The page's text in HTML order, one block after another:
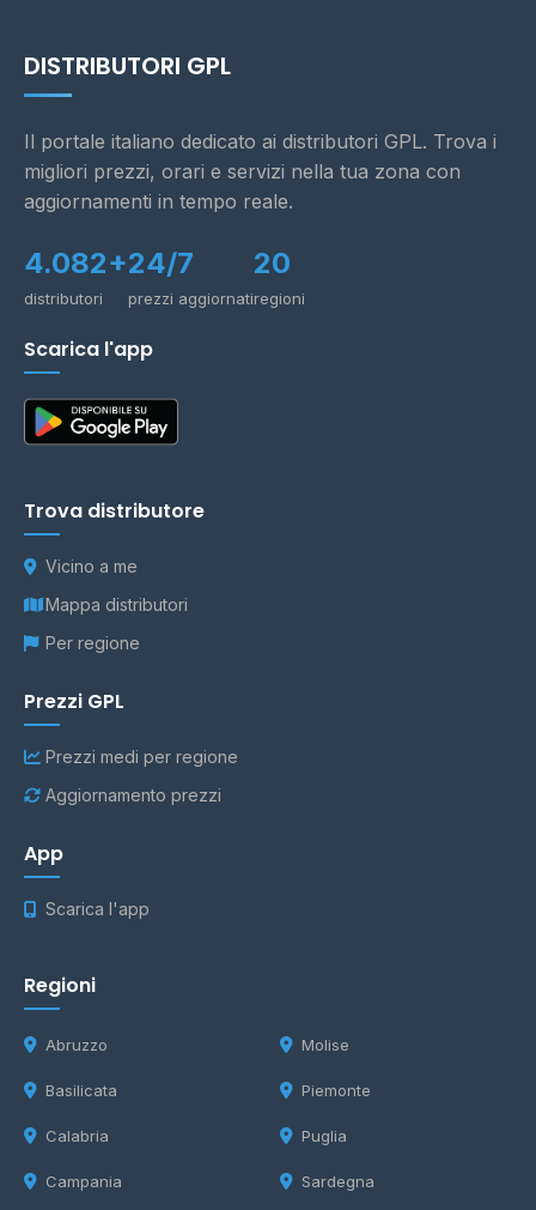
DISTRIBUTORI GPL
Il portale italiano dedicato ai distributori GPL. Trova i
migliori prezzi, orari e servizi nella tua zona con
aggiornamenti in tempo reale.
4.082+
distributori
24/7
prezzi aggiornati
20
regioni
Scarica l'app
Trova distributore
Vicino a me
Mappa distributori
Per regione
Prezzi GPL
Prezzi medi per regione
Aggiornamento prezzi
App
Scarica l'app
Regioni
Abruzzo
Basilicata
Calabria
Campania
Molise
Piemonte
Puglia
Sardegna